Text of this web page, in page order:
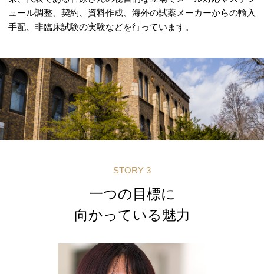
ュール調整、契約、資料作成、海外の試薬メーカーからの輸入
手配、非臨床試験の実験などを行っています。
STORY 3
一つの目標に
向かっている魅力